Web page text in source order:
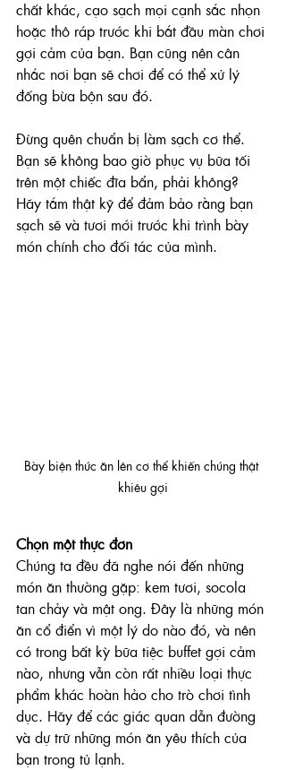
chất khác, cạo sạch mọi cạnh sắc nhọn
hoặc thô ráp trước khi bắt đầu màn chơi
gợi cảm của bạn. Bạn cũng nên cân
nhắc nơi bạn sẽ chơi để có thể xử lý
đống bừa bộn sau đó.
Đừng quên chuẩn bị làm sạch cơ thể.
Bạn sẽ không bao giờ phục vụ bữa tối
trên một chiếc đĩa bẩn, phải không?
Hãy tắm thật kỹ để đảm bảo rằng bạn
sạch sẽ và tươi mới trước khi trình bày
món chính cho đối tác của mình.
Bày biện thức ăn lên cơ thể khiến chúng thật
khiêu gợi
Chọn một thực đơn
Chúng ta đều đã nghe nói đến những
món ăn thường gặp: kem tươi, socola
tan chảy và mật ong. Đây là những món
ăn cổ điển vì một lý do nào đó, và nên
có trong bất kỳ bữa tiệc buffet gợi cảm
nào, nhưng vẫn còn rất nhiều loại thực
phẩm khác hoàn hảo cho trò chơi tình
dục. Hãy để các giác quan dẫn đường
và dự trữ những món ăn yêu thích của
bạn trong tủ lạnh.